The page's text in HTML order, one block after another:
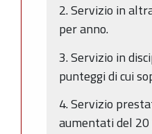
2. Servizio in
per anno.
3. Servizio in
punteggi di cui
4. Servizio
aumentati del 20